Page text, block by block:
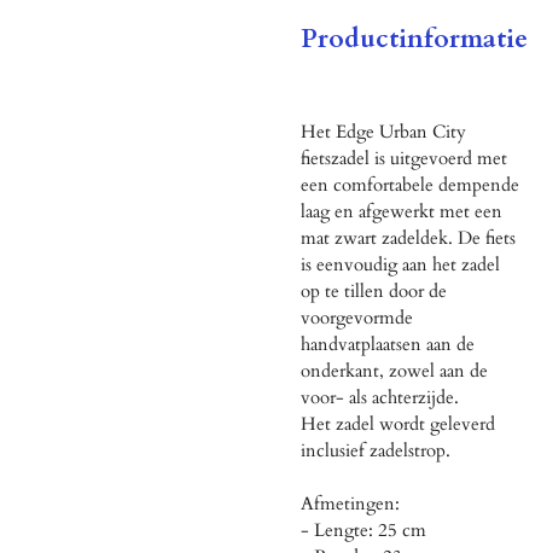
Productinformatie
Het Edge Urban City
fietszadel is uitgevoerd met
een comfortabele dempende
laag en afgewerkt met een
mat zwart zadeldek. De fiets
is eenvoudig aan het zadel
op te tillen door de
voorgevormde
handvatplaatsen aan de
onderkant, zowel aan de
voor- als achterzijde.
Het zadel wordt geleverd
inclusief zadelstrop.
Afmetingen:
- Lengte: 25 cm